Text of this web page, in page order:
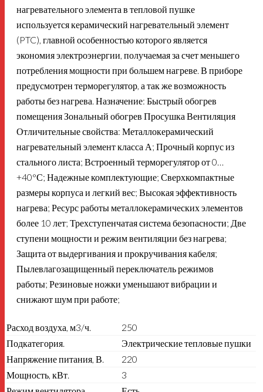
нагревательного элемента в тепловой пушке
используется керамический нагревательный элемент
(PTC), главной особенностью которого является
экономия электроэнергии, получаемая за счет меньшего
потребления мощности при большем нагреве. В приборе
предусмотрен терморегулятор, а так же возможность
работы без нагрева. Назначение: Быстрый обогрев
помещения Зональный обогрев Просушка Вентиляция
Отличительные свойства: Металлокерамический
нагревательный элемент класса А; Прочный корпус из
стального листа; Встроенный терморегулятор от 0…
+40°С; Надежные комплектующие; Сверхкомпактные
размеры корпуса и легкий вес; Высокая эффективность
нагрева; Ресурс работы металлокерамических элементов
более 10 лет; Трехступенчатая система безопасности; Две
ступени мощности и режим вентиляции без нагрева;
Защита от выдергивания и прокручивания кабеля;
Пылевлагозащищенный переключатель режимов
работы; Резиновые ножки уменьшают вибрации и
снижают шум при работе;
Расход воздуха, м3/ч.
250
Подкатегория.
Электрические тепловые пушки
Напряжение питания, В.
220
Мощность, кВт.
3